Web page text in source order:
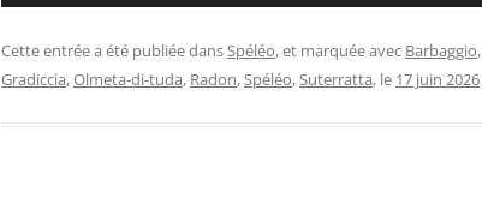
Cette entrée a été publiée dans Spéléo, et marquée avec Barbaggio,
Gradiccia,Olmeta-di-tuda, Radon, Spéléo, Suterratta, le 17 juin 2026